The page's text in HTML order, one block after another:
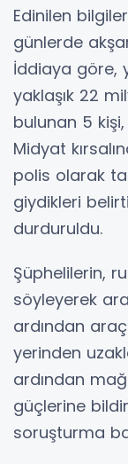
Edinilen
günlerde
İddiaya göre,
yaklaşık 22
bulunan 5 kişi,
Midyat
polis olarak
giydikleri
durduruldu.
Şüphelilerin,
söyleyerek
ardından
yerinden
ardından
güçlerine
soruşturma